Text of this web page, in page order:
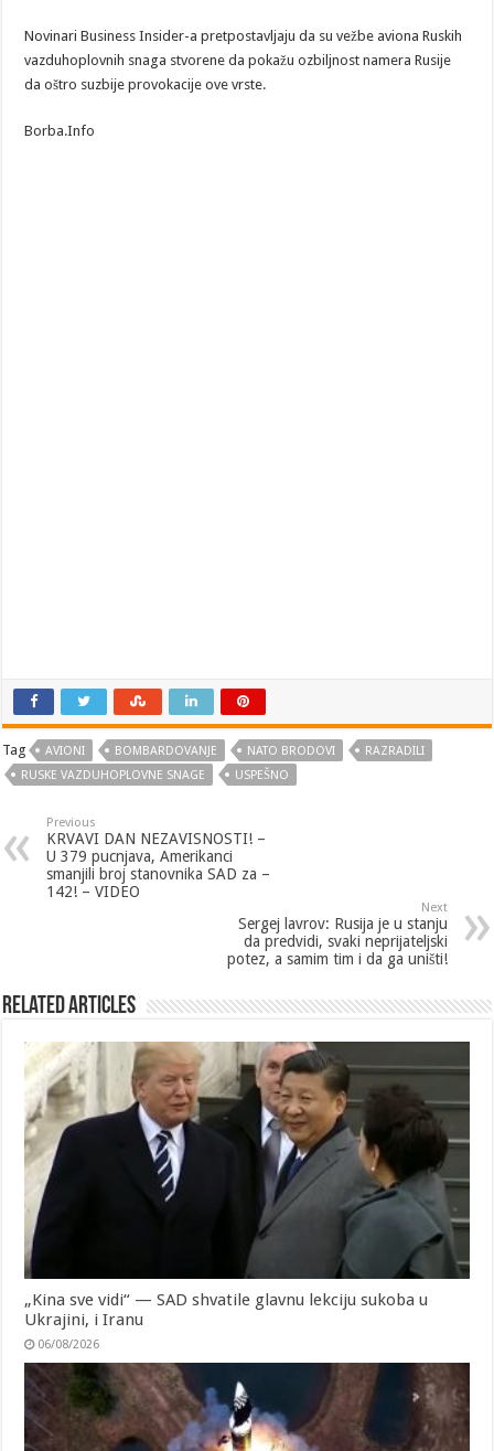
Novinari Business Insider-a pretpostavljaju da su vežbe aviona Ruskih
vazduhoplovnih snaga stvorene da pokažu ozbiljnost namera Rusije
da oštro suzbije provokacije ove vrste.
Borba.Info
Tag AVIONI BOMBARDOVANJE NATO BRODOVI
RAZRADILI
RUSKE VAZDUHOPLOVNE SNAGE
USPEŠNO
Previous
KRVAVI DAN NEZAVISNOSTI! –
U 379 pucnjava, Amerikanci
smanjili broj stanovnika SAD za –
142! – VIDEO
Next
Sergej lavrov: Rusija je u stanju
da predvidi, svaki neprijateljski
potez, a samim tim i da ga uništi!
Related Articles
„Kina sve vidi“ — SAD shvatile glavnu lekciju sukoba u
Ukrajini, i Iranu
06/08/2026